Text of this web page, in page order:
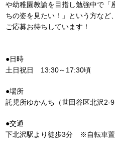
や幼稚園教諭を目指し勉強中で「
ちの姿を見たい！」という方など
ご応募お待ちしています！
●日時
土日祝日 13:30～17:30頃
●場所
託児所ゆかんち（世田谷区北沢2-
●交通
下北沢駅より徒歩3分 ※自転車置